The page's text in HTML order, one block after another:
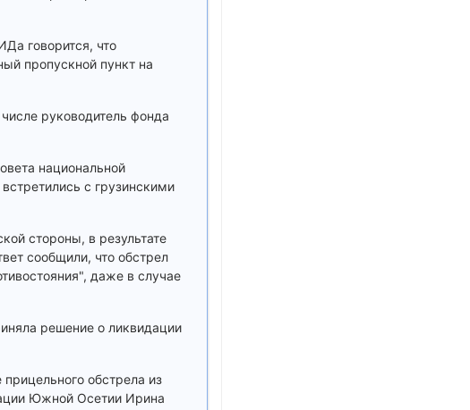
говорится, что
пропускной пункт на
руководитель фонда
национальной
с грузинскими
стороны, в результате
сообщили, что обстрел
даже в случае
решение о ликвидации
обстрела из
Южной Осетии Ирина